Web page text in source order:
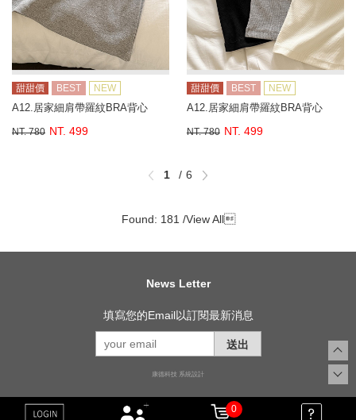
甜甜價 BEST NEW
A12.居家細肩帶羅紋BRA背心
NT. 780 NT. 499
甜甜價 BEST NEW
A12.居家細肩帶羅紋BRA背心
NT. 780 NT. 499
1 6
Found: 181 /View All
News Letter
填寫您的Email以訂閱最新消息
送出
康德科技 系統設計
0